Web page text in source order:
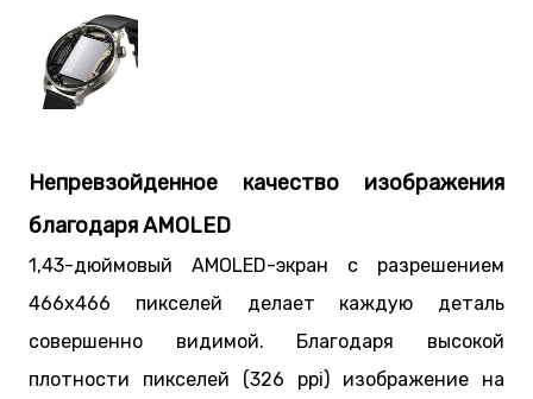
Непревзойденное качество изображения
благодаря AMOLED
1,43-дюймовый AMOLED-экран с разрешением
466х466 пикселей делает каждую деталь
совершенно видимой. Благодаря высокой
плотности пикселей (326 ppi) изображение на